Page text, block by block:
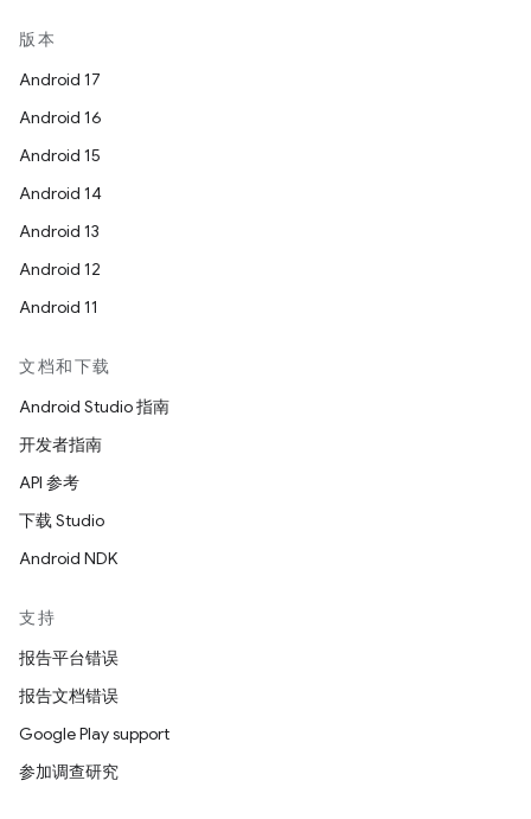
版本
Android 17
Android 16
Android 15
Android 14
Android 13
Android 12
Android 11
文档和下载
Android Studio 指南
开发者指南
API 参考
下载 Studio
Android NDK
支持
报告平台错误
报告文档错误
Google Play support
参加调查研究